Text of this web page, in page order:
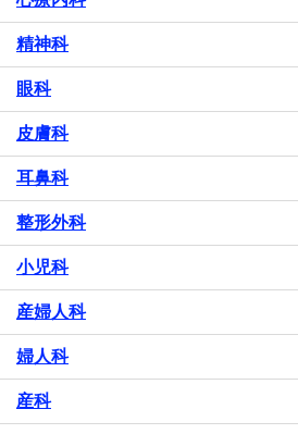
精神科
眼科
皮膚科
耳鼻科
整形外科
小児科
産婦人科
婦人科
産科